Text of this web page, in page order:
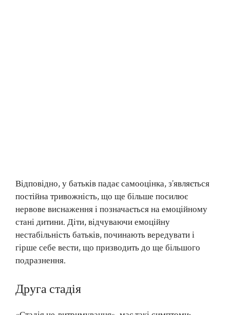
Відповідно, у батьків падає самооцінка, з’являється
постійна тривожність, що ще більше посилює
нервове виснаження і позначається на емоційному
стані дитини. Діти, відчуваючи емоційну
нестабільність батьків, починають вередувати і
гірше себе вести, що призводить до ще більшого
подразнення.
Друга стадія